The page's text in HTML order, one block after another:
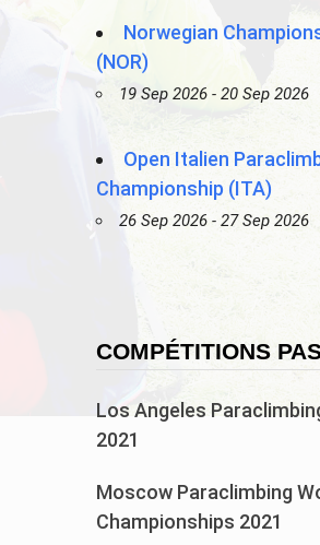
Norwegian
(NOR)
19 Sep 2026 - 20 Sep 2026
Open Italien
Championship (ITA)
26 Sep 2026 - 27 Sep 2026
COMPÉTITIONS
Los Angeles
2021
Moscow Paraclimbing
Championships 2021